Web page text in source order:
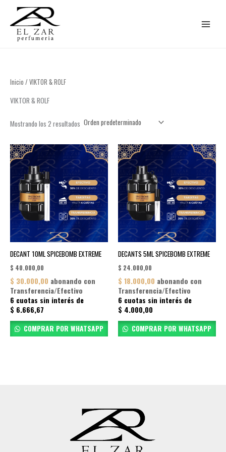
contenido
Inicio / VIKTOR & ROLF
VIKTOR & ROLF
Mostrando los 2 resultados
DECANT 10ML SPICEBOMB EXTREME
$ 40.000,00
$ 30.000,00 abonando con
Transferencia/Efectivo
6 cuotas sin interés de
$ 6.666,67
COMPRAR POR WHATSAPP
DECANTS 5ML SPICEBOMB EXTREME
$ 24.000,00
$ 18.000,00 abonando con
Transferencia/Efectivo
6 cuotas sin interés de
$ 4.000,00
COMPRAR POR WHATSAPP